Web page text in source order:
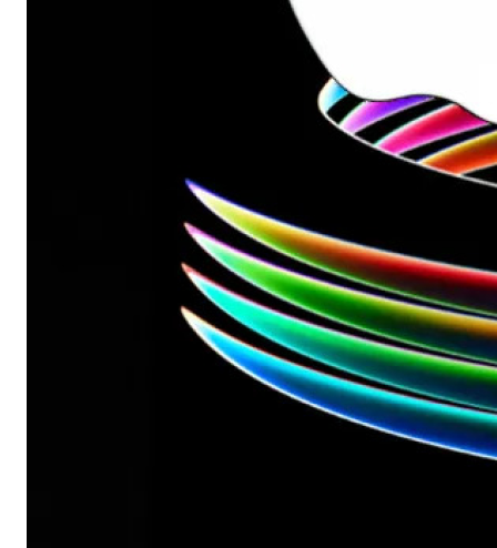
Для дома и дачи
LEGO
Для домашних питомцев
Умный дом и безопасность
Автомобильные аксессуары
Сервисный центр Apple в Самаре